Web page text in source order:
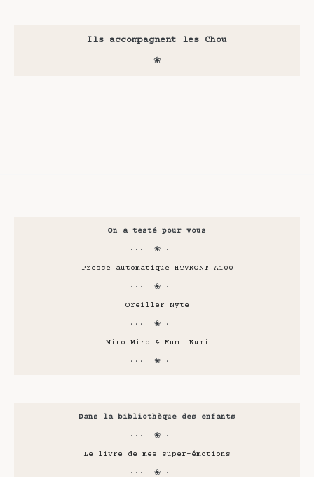
Ils accompagnent les Chou
❀
On a testé pour vous
···· ❀ ····
Presse automatique HTVRONT A100
···· ❀ ····
Oreiller Nyte
···· ❀ ····
Miro Miro & Kumi Kumi
···· ❀ ····
Dans la bibliothèque des enfants
···· ❀ ····
Le livre de mes super-émotions
···· ❀ ····